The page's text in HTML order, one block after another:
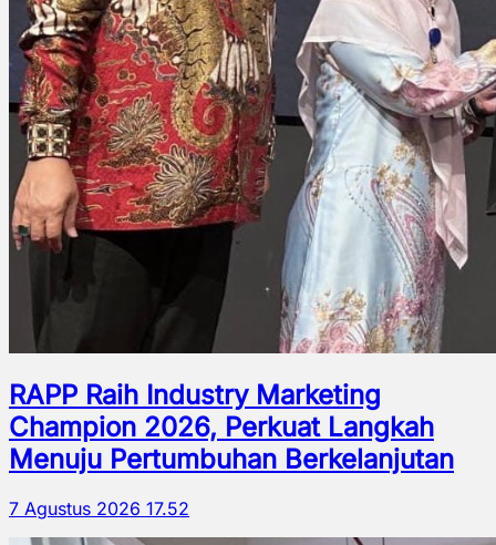
RAPP Raih Industry Marketing
Champion 2026, Perkuat Langkah
Menuju Pertumbuhan Berkelanjutan
7 Agustus 2026 17.52